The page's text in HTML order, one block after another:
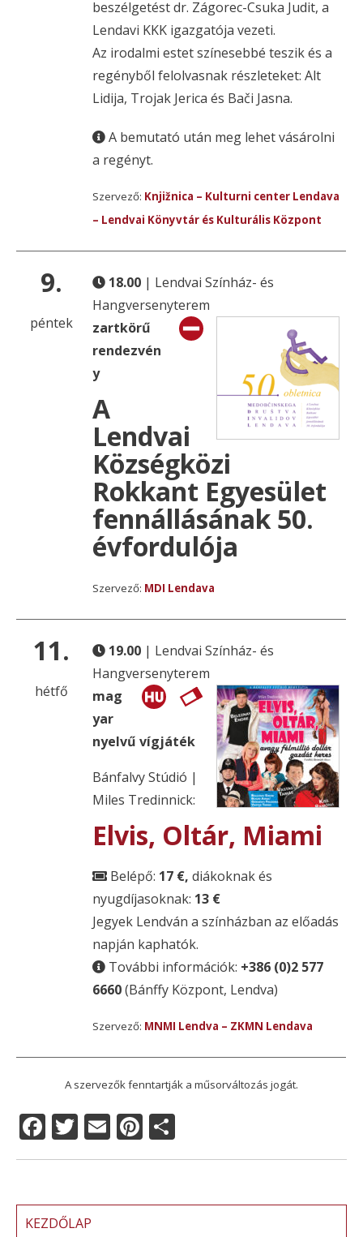
beszélgetést dr. Zágorec-Csuka Judit, a
Lendavi KKK igazgatója vezeti.
Az irodalmi estet színesebbé teszik és a
regényből felolvasnak részleteket: Alt
Lidija, Trojak Jerica és Bači Jasna.
A bemutató után meg lehet vásárolni
a regényt.
Szervező: Knjižnica – Kulturni center Lendava
– Lendvai Könyvtár és Kulturális Központ
9.
péntek
18.00 | Lendvai Színház- és
Hangversenyterem
zartkörű
rendezvén
y
A
Lendvai
Községközi
Rokkant Egyesület
fennállásának 50.
évfordulója
Szervező: MDI Lendava
11.
hétfő
19.00 | Lendvai Színház- és
Hangversenyterem
mag
yar
nyelvű vígjáték
Bánfalvy Stúdió |
Miles Tredinnick:
Elvis, Oltár, Miami
Belépő: 17 €, diákoknak és
nyugdíjasoknak: 13 €
Jegyek Lendván a színházban az előadás
napján kaphatók.
További információk: +386 (0)2 577
6660(Bánffy Központ, Lendva)
Szervező: MNMI Lendva – ZKMN Lendava
A szervezők fenntartják a műsorváltozás jogát.
F
a
e
T
w
te
E
m
l
Pi
n
re
ss
a
KEZDŐLAP